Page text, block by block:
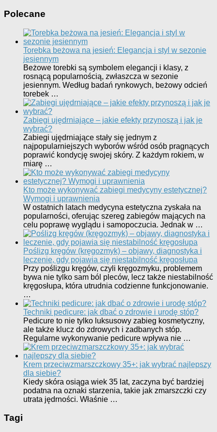
Polecane
Torebka beżowa na jesień: Elegancja i styl w sezonie
jesiennym
Beżowe torebki są symbolem elegancji i klasy, z
rosnącą popularnością, zwłaszcza w sezonie
jesiennym. Według badań rynkowych, beżowy odcień
torebek …
Zabiegi ujędrniające – jakie efekty przynoszą i jak je
wybrać?
Zabiegi ujędrniające stały się jednym z
najpopularniejszych wyborów wśród osób pragnących
poprawić kondycję swojej skóry. Z każdym rokiem, w
miarę …
Kto może wykonywać zabiegi medycyny estetycznej?
Wymogi i uprawnienia
W ostatnich latach medycyna estetyczna zyskała na
popularności, oferując szereg zabiegów mających na
celu poprawę wyglądu i samopoczucia. Jednak w …
Poślizg kręgów (kręgozmyk) – objawy, diagnostyka i
leczenie, gdy pojawia się niestabilność kręgosłupa
Przy poślizgu kręgów, czyli kręgozmyku, problemem
bywa nie tylko sam ból pleców, lecz także niestabilność
kręgosłupa, która utrudnia codzienne funkcjonowanie.
…
Techniki pedicure: jak dbać o zdrowie i urodę stóp?
Pedicure to nie tylko luksusowy zabieg kosmetyczny,
ale także klucz do zdrowych i zadbanych stóp.
Regularne wykonywanie pedicure wpływa nie …
Krem przeciwzmarszczkowy 35+: jak wybrać najlepszy
dla siebie?
Kiedy skóra osiąga wiek 35 lat, zaczyna być bardziej
podatna na oznaki starzenia, takie jak zmarszczki czy
utrata jędrności. Właśnie …
Tagi